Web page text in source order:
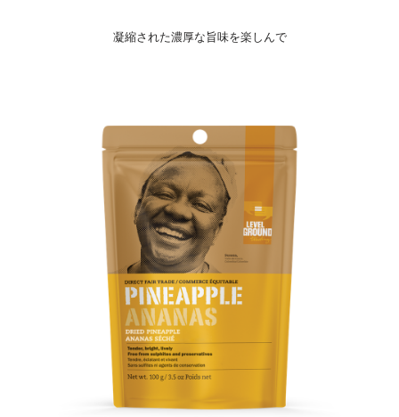
凝縮された濃厚な旨味を楽しんで